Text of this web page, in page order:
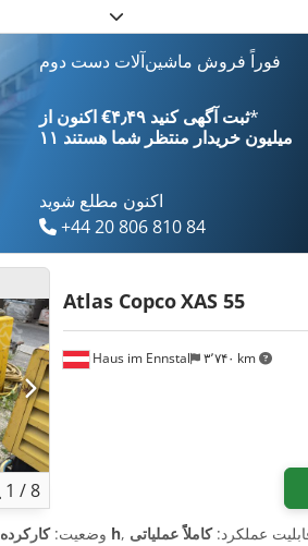
فوراً فروش ماشین‌آلات دست دوم
اکنون از ‎€۴٫۴۹ ثبت آگهی کنید*
۱۱ میلیون خریدار منتظر شما هستند
اکنون مطلع شوید
+44 20 806 810 84
1 /8
Haus im Ennstal ۳٬۷۴۰ km
Atlas CopcoXAS 55
وضعیت:کارکرده ۲٬۶۷۴ h عملکرد:کاملاً عملیاتی